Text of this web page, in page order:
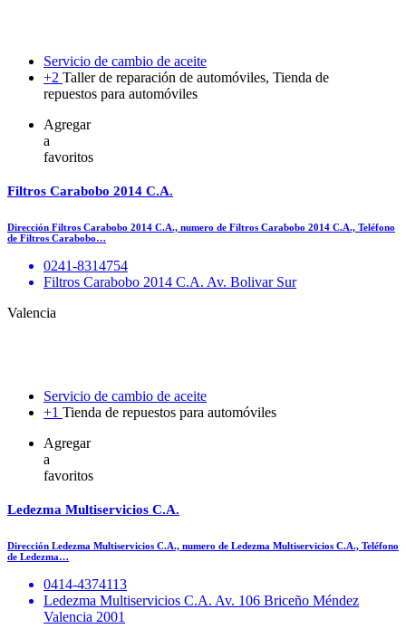
Servicio de cambio de aceite
+2 Taller de reparación de automóviles, Tienda de
repuestos para automóviles
Agregar
a
favoritos
Filtros Carabobo 2014 C.A.
Dirección Filtros Carabobo 2014 C.A., numero de Filtros Carabobo 2014 C.A., Teléfono
de Filtros Carabobo…
0241-8314754
Filtros Carabobo 2014 C.A. Av. Bolivar Sur
Valencia
Servicio de cambio de aceite
+1 Tienda de repuestos para automóviles
Agregar
a
favoritos
Ledezma Multiservicios C.A.
Dirección Ledezma Multiservicios C.A., numero de Ledezma Multiservicios C.A., Teléfono
de Ledezma…
0414-4374113
Ledezma Multiservicios C.A. Av. 106 Briceño Méndez
Valencia 2001